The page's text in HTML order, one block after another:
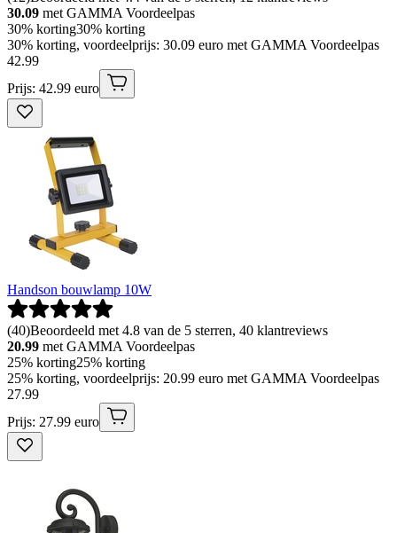
30.09 met GAMMA Voordeelpas
30% korting30% korting
30% korting, voordeelprijs: 30.09 euro met GAMMA Voordeelpas
42.99
Prijs: 42.99 euro
Handson bouwlamp 10W
(40)Beoordeeld met 4.8 van de 5 sterren, 40 klantreviews
20.99 met GAMMA Voordeelpas
25% korting25% korting
25% korting, voordeelprijs: 20.99 euro met GAMMA Voordeelpas
27.99
Prijs: 27.99 euro